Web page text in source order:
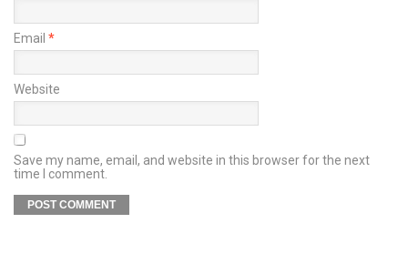
Email *
Website
Save my name, email, and website in this browser for the next
time I comment.